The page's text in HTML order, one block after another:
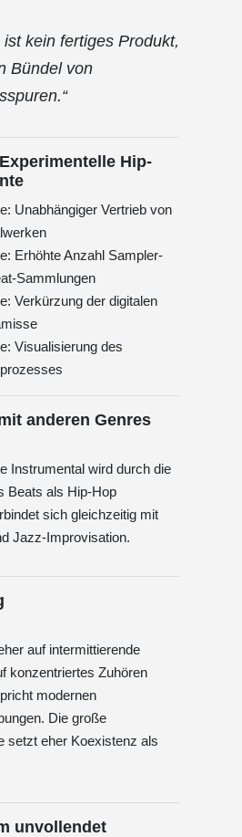
ist kein fertiges Produkt,
Bündel von
Hip-
Unabhängiger Vertrieb von
Erhöhte Anzahl Sampler-
Sammlungen
Verkürzung der digitalen
Visualisierung des
anderen Genres
Instrumental wird durch die
Beats als Hip-Hop
sich gleichzeitig mit
Jazz-Improvisation.
auf intermittierende
konzentriertes Zuhören
modernen
Die große
setzt eher Koexistenz als
unvollendet